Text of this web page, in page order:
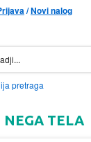
/Novi nalog
pretraga
NEGA TELA